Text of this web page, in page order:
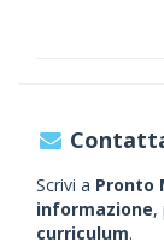
Scrivi a Pronto
informazione,
curriculum.